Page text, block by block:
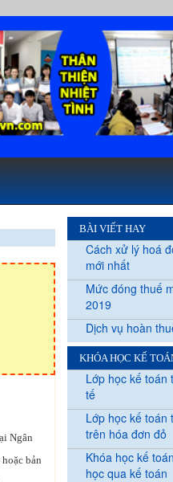
Ngân
bản
BÀI VIẾT HAY
Cách xử lý hoá
mới nhất
Mức đóng thuế
2019
Dịch vụ hoàn
KHÓA HỌC KẾ
Lớp học kế toán
tế
Lớp học kế toán
trên hóa đơn đỏ
Khóa học kế
học qua kế toán